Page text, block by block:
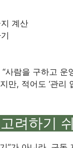
계산
사람을 구하고
만, 적어도 ‘관리
려하기